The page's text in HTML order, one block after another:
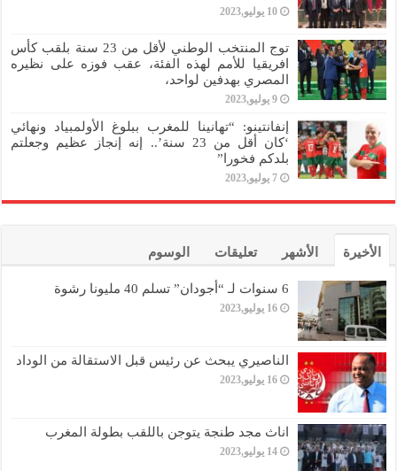
10 يوليو,2023
توج المنتخب الوطني لأقل من 23 سنة بلقب كأس
افريقيا للأمم لهذه الفئة، عقب فوزه على نظيره
المصري بهدفين لواحد،
9 يوليو,2023
إنفانتينو: “تهانينا للمغرب ببلوغ الأولمبياد ونهائي
‘كان أقل من 23 سنة’.. إنه إنجاز عظيم وجعلتم
بلدكم فخورا”
7 يوليو,2023
الأخيرة الأشهر تعليقات الوسوم
6 سنوات لـ “أجودان” تسلم 40 مليونا رشوة
16 يوليو,2023
الناصيري يبحث عن رئيس قبل الاستقالة من الوداد
16 يوليو,2023
اناث مجد طنجة يتوجن باللقب بطولة المغرب
14 يوليو,2023